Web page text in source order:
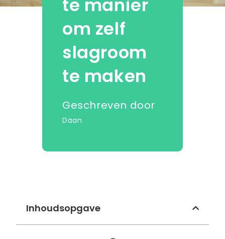
te manier
om zelf
slagroom
te maken
Geschreven door
Daan
Inhoudsopgave